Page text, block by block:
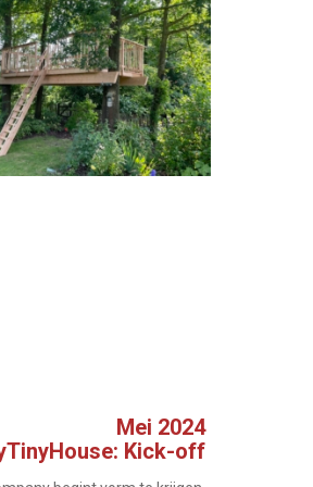
Mei 2024
Kick-off